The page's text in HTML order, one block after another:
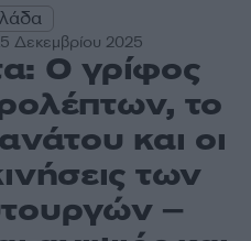
Δεκεμβρίου 2025
Ο γρίφος
το
και οι
των
–